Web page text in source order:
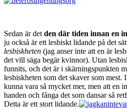
Sedan är det den där tiden innan en
ju också är ett lesbiskt lidande på det
lesbiskheten (jag anser inte att en är
det vill säga begär kvinnor). Utan
funnits, och det är i skärningspunkten
lesbiskheten som det skaver som
kunna vara så mycket mer, men att en
handen och fånga det som dansar så
Detta är ett stort lidande.